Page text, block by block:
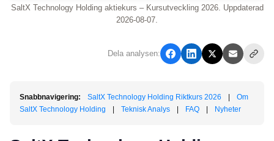
SaltX Technology Holding aktiekurs – Kursutveckling 2026. Uppdaterad
2026-08-07.
Dela analysen:
Snabbnavigering: SaltX Technology Holding Riktkurs 2026
Om
SaltX Technology Holding
Teknisk Analys FAQ Nyheter